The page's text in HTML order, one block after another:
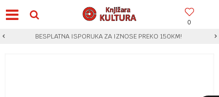
0
BESPLATNA ISPORUKA ZA IZNOSE PREKO 150KM!